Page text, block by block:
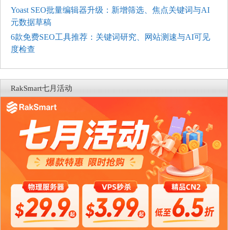
Yoast SEO批量编辑器升级：新增筛选、焦点关键词与AI
元数据草稿
6款免费SEO工具推荐：关键词研究、网站测速与AI可见
度检查
RakSmart七月活动